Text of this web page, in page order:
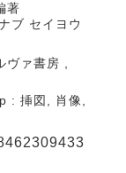
著
ブ セイヨウ
ァ書房 ,
: 挿図, 肖像,